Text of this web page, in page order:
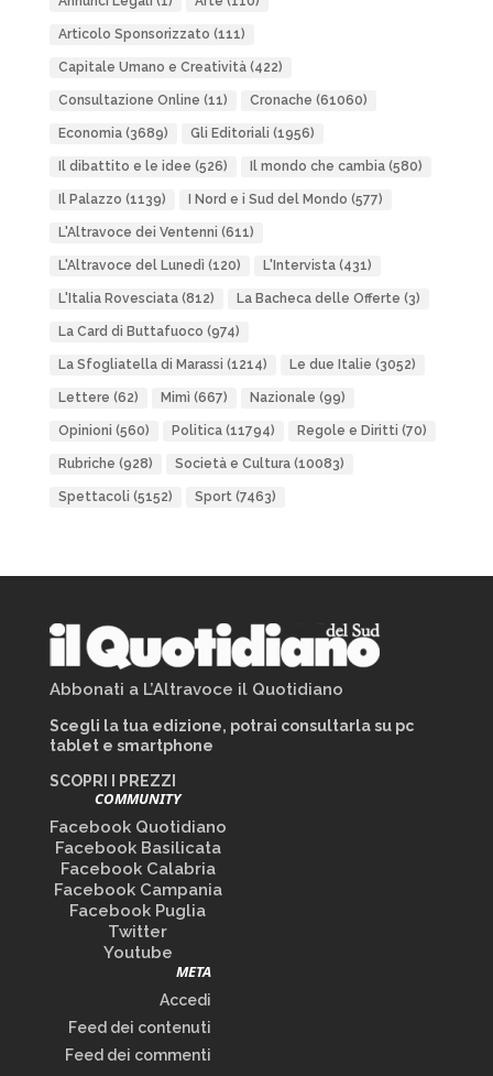
Articolo Sponsorizzato (111)
Capitale Umano e Creatività(422)
Consultazione Online (11) Cronache (61060)
Economia(3689) Gli Editoriali (1956)
Il dibattito e le idee (526) Il mondo che cambia(580)
Il Palazzo (1139) I Nord e i Sud del Mondo (577)
L'Altravoce dei Ventenni (611)
L'Altravoce del Lunedì (120) L'Intervista(431)
L'Italia Rovesciata(812) La Bacheca delle Offerte (3)
La Card di Buttafuoco (974)
La Sfogliatella di Marassi (1214) Le due Italie (3052)
Lettere (62) Mimì (667) Nazionale (99)
Opinioni (560) Politica(11794) Regole e Diritti (70)
Rubriche (928) Società e Cultura(10083)
Spettacoli (5152) Sport (7463)
Abbonati a L’Altravoce il Quotidiano
Scegli la tua edizione, potrai consultarla su pc
tablet e smartphone
SCOPRI I PREZZI
COMMUNITY
Facebook Quotidiano
Facebook Basilicata
Facebook Calabria
Facebook Campania
Facebook Puglia
Twitter
Youtube
META
Accedi
Feed dei contenuti
Feed dei commenti